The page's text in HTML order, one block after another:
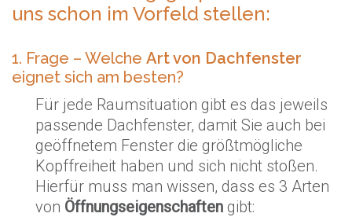
uns schon im Vorfeld stellen:
1. Frage – Welche Art von Dachfenster
eignet sich am besten?
Für jede Raumsituation gibt es das jeweils
passende Dachfenster, damit Sie auch bei
geöffnetem Fenster die größtmögliche
Kopffreiheit haben und sich nicht stoßen.
Hierfür muss man wissen, dass es 3 Arten
von Öffnungseigenschaften gibt: